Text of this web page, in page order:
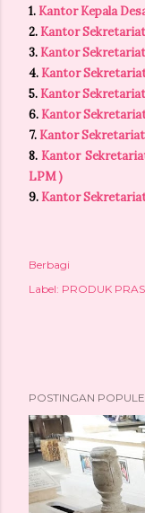
1.Kantor Kepala
2.Kantor
3.Kantor
4.Kantor
5.Kantor
6.Kantor
7.Kantor Sekretariat
8.Kantor
LPM )
9.Kantor
Berbagi
Label: PRODUK
POSTINGAN